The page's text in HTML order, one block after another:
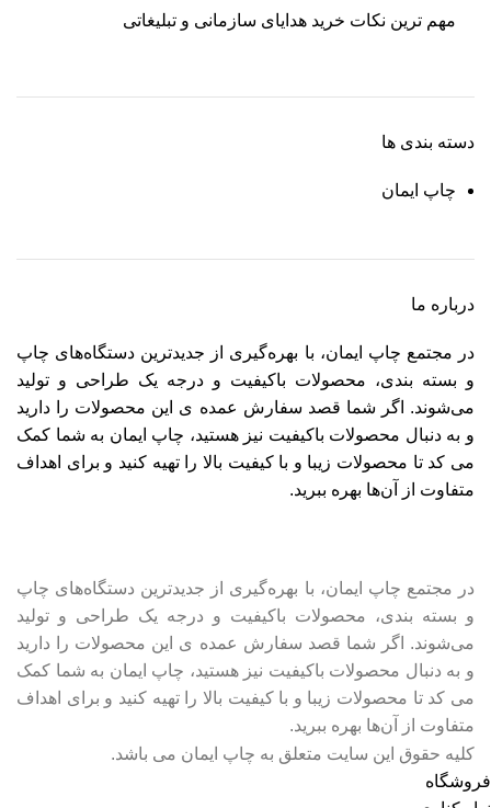
مهم ترین نکات خرید هدایای سازمانی و تبلیغاتی
دسته بندی ها
چاپ ایمان
درباره ما
در مجتمع چاپ ایمان، با بهره‌گیری از جدیدترین دستگاه‌های چاپ
و بسته بندی، محصولات باکیفیت و درجه یک طراحی و تولید
می‌شوند. اگر شما قصد سفارش عمده ی این محصولات را دارید
و به‌ دنبال محصولات باکیفیت نیز هستید، چاپ ایمان به شما کمک
می کد تا محصولات زیبا و با کیفیت بالا را تهیه کنید و برای اهداف
متفاوت از آن‌ها بهره ببرید.
در مجتمع چاپ ایمان، با بهره‌گیری از جدیدترین دستگاه‌های چاپ
و بسته بندی، محصولات باکیفیت و درجه یک طراحی و تولید
می‌شوند. اگر شما قصد سفارش عمده ی این محصولات را دارید
و به‌ دنبال محصولات باکیفیت نیز هستید، چاپ ایمان به شما کمک
می کد تا محصولات زیبا و با کیفیت بالا را تهیه کنید و برای اهداف
متفاوت از آن‌ها بهره ببرید.
کلیه حقوق این سایت متعلق به چاپ ایمان می باشد.
فروشگاه